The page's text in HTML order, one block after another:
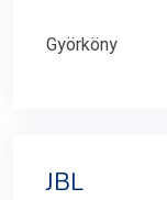
Györköny
JBL